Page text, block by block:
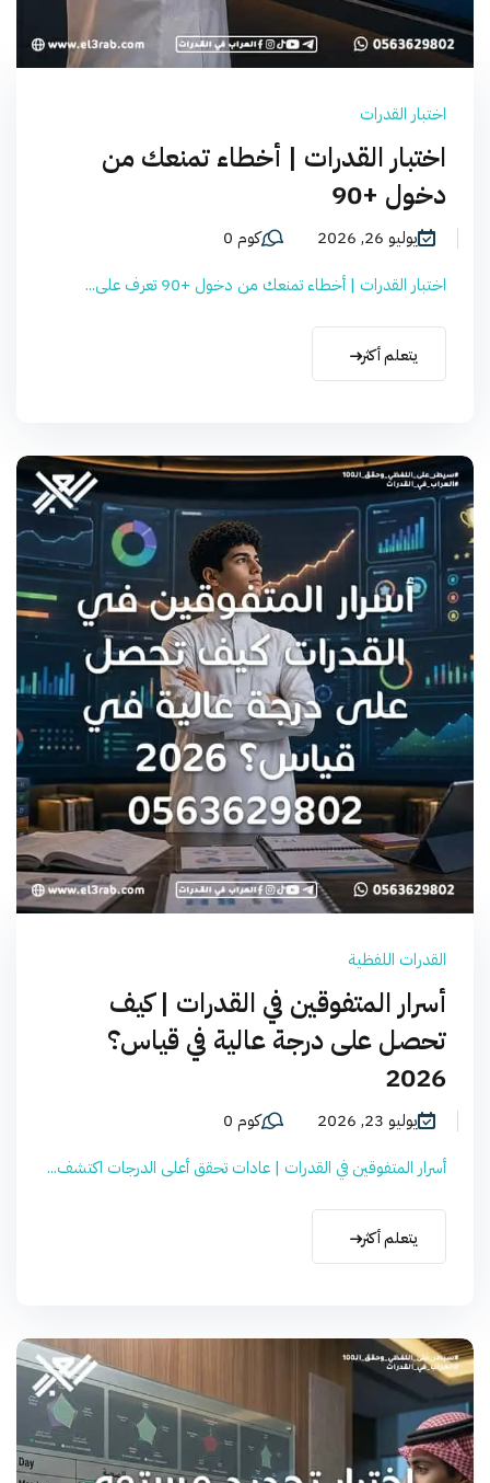
اختبار القدرات
اختبار القدرات | أخطاء تمنعك من
دخول +90
يوليو 26, 2026
كوم 0
اختبار القدرات | أخطاء تمنعك من دخول +90 تعرف على...
يتعلم أكثر
القدرات اللفظية
أسرار المتفوقين في القدرات | كيف
تحصل على درجة عالية في قياس؟
2026
يوليو 23, 2026
كوم 0
أسرار المتفوقين في القدرات | عادات تحقق أعلى الدرجات اكتشف...
يتعلم أكثر